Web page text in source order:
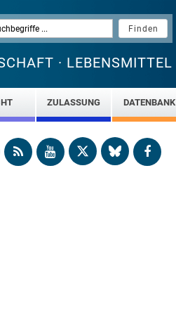
· LEBENSMITTEL
ZULASSUNG DATENBANK